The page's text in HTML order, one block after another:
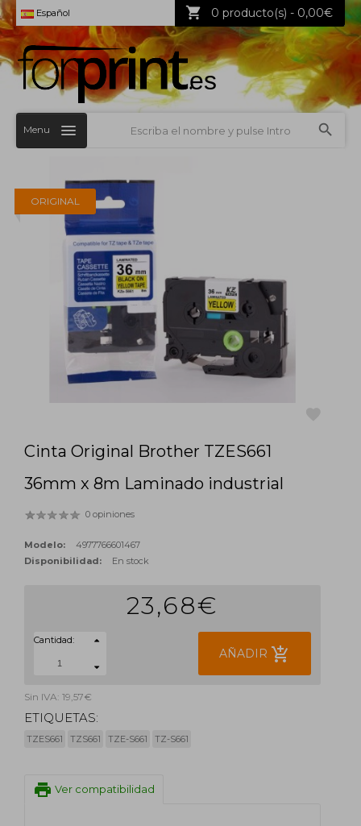
Español 0 producto(s) - 0,00€
Menu
ORIGINAL
Cinta Original Brother TZES661
36mm x 8m Laminado industrial
0 opiniones
Modelo:
4977766601467
Disponibilidad:
En stock
23,68€
Cantidad:
AÑADIR add_shopping_cart
Sin IVA: 19,57€
ETIQUETAS:
TZES661 TZS661 TZE-S661 TZ-S661
print Ver compatibilidad